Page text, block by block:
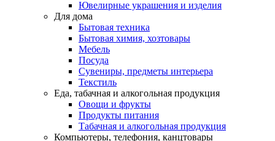
Ювелирные украшения и изделия
Для дома
Бытовая техника
Бытовая химия, хозтовары
Мебель
Посуда
Сувениры, предметы интерьера
Текстиль
Еда, табачная и алкогольная продукция
Овощи и фрукты
Продукты питания
Табачная и алкогольная продукция
Компьютеры, телефония, канцтовары